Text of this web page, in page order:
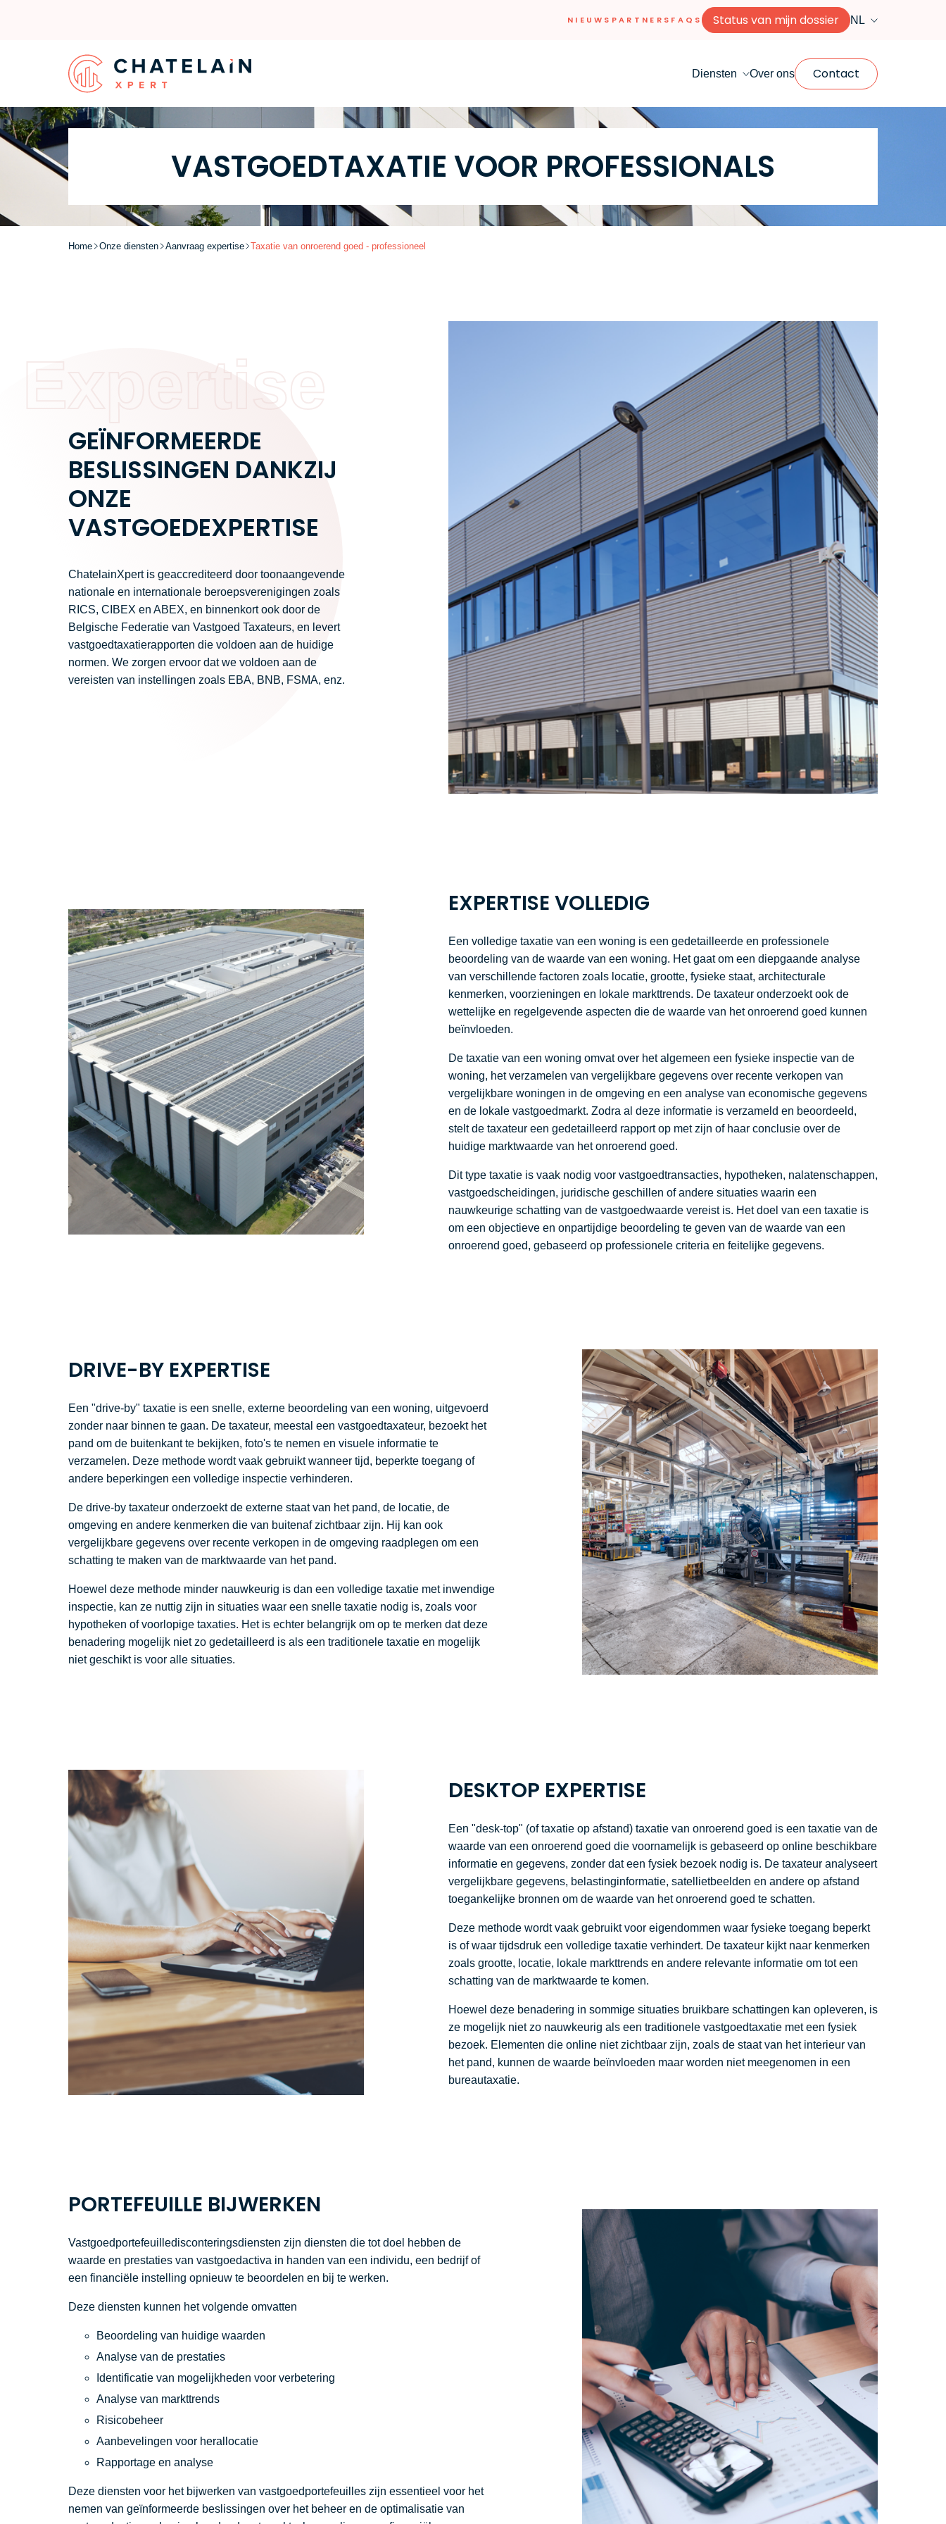
NIEUWS PARTNERS FAQS Status van mijn dossier NL
Diensten Over ons Contact
VASTGOEDTAXATIE VOOR PROFESSIONALS
Home Onze diensten Aanvraag expertise Taxatie van onroerend goed - professioneel
Expertise
GEÏNFORMEERDE
BESLISSINGEN DANKZIJ
ONZE
VASTGOEDEXPERTISE
ChatelainXpert is geaccrediteerd door toonaangevende
nationale en internationale beroepsverenigingen zoals
RICS, CIBEX en ABEX, en binnenkort ook door de
Belgische Federatie van Vastgoed Taxateurs, en levert
vastgoedtaxatierapporten die voldoen aan de huidige
normen. We zorgen ervoor dat we voldoen aan de
vereisten van instellingen zoals EBA, BNB, FSMA, enz.
EXPERTISE VOLLEDIG
Een volledige taxatie van een woning is een gedetailleerde en professionele
beoordeling van de waarde van een woning. Het gaat om een diepgaande analyse
van verschillende factoren zoals locatie, grootte, fysieke staat, architecturale
kenmerken, voorzieningen en lokale markttrends. De taxateur onderzoekt ook de
wettelijke en regelgevende aspecten die de waarde van het onroerend goed kunnen
beïnvloeden.
De taxatie van een woning omvat over het algemeen een fysieke inspectie van de
woning, het verzamelen van vergelijkbare gegevens over recente verkopen van
vergelijkbare woningen in de omgeving en een analyse van economische gegevens
en de lokale vastgoedmarkt. Zodra al deze informatie is verzameld en beoordeeld,
stelt de taxateur een gedetailleerd rapport op met zijn of haar conclusie over de
huidige marktwaarde van het onroerend goed.
Dit type taxatie is vaak nodig voor vastgoedtransacties, hypotheken, nalatenschappen,
vastgoedscheidingen, juridische geschillen of andere situaties waarin een
nauwkeurige schatting van de vastgoedwaarde vereist is. Het doel van een taxatie is
om een objectieve en onpartijdige beoordeling te geven van de waarde van een
onroerend goed, gebaseerd op professionele criteria en feitelijke gegevens.
DRIVE-BY EXPERTISE
Een "drive-by" taxatie is een snelle, externe beoordeling van een woning, uitgevoerd
zonder naar binnen te gaan. De taxateur, meestal een vastgoedtaxateur, bezoekt het
pand om de buitenkant te bekijken, foto's te nemen en visuele informatie te
verzamelen. Deze methode wordt vaak gebruikt wanneer tijd, beperkte toegang of
andere beperkingen een volledige inspectie verhinderen.
De drive-by taxateur onderzoekt de externe staat van het pand, de locatie, de
omgeving en andere kenmerken die van buitenaf zichtbaar zijn. Hij kan ook
vergelijkbare gegevens over recente verkopen in de omgeving raadplegen om een
schatting te maken van de marktwaarde van het pand.
Hoewel deze methode minder nauwkeurig is dan een volledige taxatie met inwendige
inspectie, kan ze nuttig zijn in situaties waar een snelle taxatie nodig is, zoals voor
hypotheken of voorlopige taxaties. Het is echter belangrijk om op te merken dat deze
benadering mogelijk niet zo gedetailleerd is als een traditionele taxatie en mogelijk
niet geschikt is voor alle situaties.
DESKTOP EXPERTISE
Een "desk-top" (of taxatie op afstand) taxatie van onroerend goed is een taxatie van de
waarde van een onroerend goed die voornamelijk is gebaseerd op online beschikbare
informatie en gegevens, zonder dat een fysiek bezoek nodig is. De taxateur analyseert
vergelijkbare gegevens, belastinginformatie, satellietbeelden en andere op afstand
toegankelijke bronnen om de waarde van het onroerend goed te schatten.
Deze methode wordt vaak gebruikt voor eigendommen waar fysieke toegang beperkt
is of waar tijdsdruk een volledige taxatie verhindert. De taxateur kijkt naar kenmerken
zoals grootte, locatie, lokale markttrends en andere relevante informatie om tot een
schatting van de marktwaarde te komen.
Hoewel deze benadering in sommige situaties bruikbare schattingen kan opleveren, is
ze mogelijk niet zo nauwkeurig als een traditionele vastgoedtaxatie met een fysiek
bezoek. Elementen die online niet zichtbaar zijn, zoals de staat van het interieur van
het pand, kunnen de waarde beïnvloeden maar worden niet meegenomen in een
bureautaxatie.
PORTEFEUILLE BIJWERKEN
Vastgoedportefeuilledisconteringsdiensten zijn diensten die tot doel hebben de
waarde en prestaties van vastgoedactiva in handen van een individu, een bedrijf of
een financiële instelling opnieuw te beoordelen en bij te werken.
Deze diensten kunnen het volgende omvatten
Beoordeling van huidige waarden
Analyse van de prestaties
Identificatie van mogelijkheden voor verbetering
Analyse van markttrends
Risicobeheer
Aanbevelingen voor herallocatie
Rapportage en analyse
Deze diensten voor het bijwerken van vastgoedportefeuilles zijn essentieel voor het
nemen van geïnformeerde beslissingen over het beheer en de optimalisatie van